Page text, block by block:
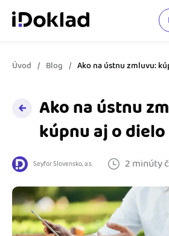
Online fakturácia
Správa kontaktov
Sledovanie cashflow
Spolupráca s účtovníkom
Prepojenie na ďalšie systémy
Cenník
Nápoveda
Ako začať s podnikanímVyskúšať zadarmo
Úvod Blog Ako na ústnu zmluvu:
Ako na ústnu
kúpnu aj o dielo
Seyfor Slovensko, a.s. 2 minúty